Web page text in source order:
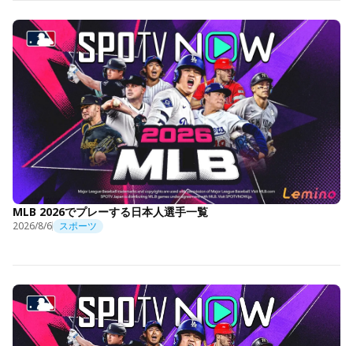
MLB 2026でプレーする日本人選手一覧
2026/8/6 スポーツ